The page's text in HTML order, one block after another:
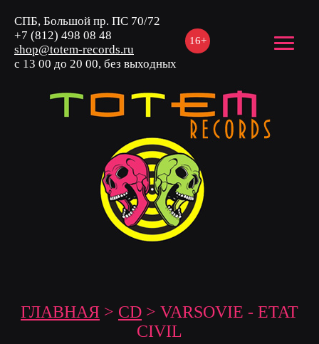
16+
СПБ, Большой пр. ПС 70/72
+7 (812) 498 08 48
shop@totem-records.ru
с 13 00 до 20 00, без выходных
ГЛАВНАЯ > CD > VARSOVIE - ETAT
CIVIL